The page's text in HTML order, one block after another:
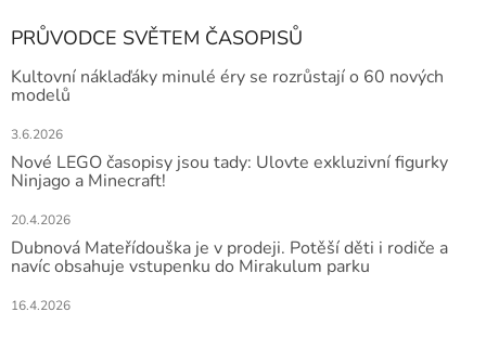
PRŮVODCE SVĚTEM ČASOPISŮ
Kultovní náklaďáky minulé éry se rozrůstají o 60 nových
modelů
3.6.2026
Nové LEGO časopisy jsou tady: Ulovte exkluzivní figurky
Ninjago a Minecraft!
20.4.2026
Dubnová Mateřídouška je v prodeji. Potěší děti i rodiče a
navíc obsahuje vstupenku do Mirakulum parku
16.4.2026